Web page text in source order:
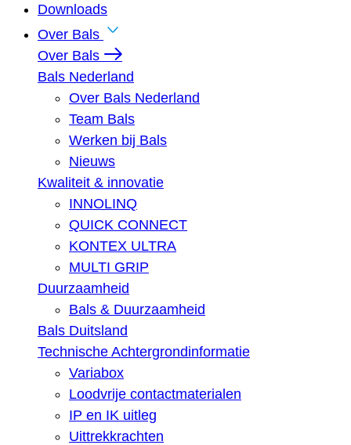
Downloads
Over Bals
Over Bals
Bals Nederland
Over Bals Nederland
Team Bals
Werken bij Bals
Nieuws
Kwaliteit & innovatie
INNOLINQ
QUICK CONNECT
KONTEX ULTRA
MULTI GRIP
Duurzaamheid
Bals & Duurzaamheid
Bals Duitsland
Technische Achtergrondinformatie
Variabox
Loodvrije contactmaterialen
IP en IK uitleg
Uittrekkrachten